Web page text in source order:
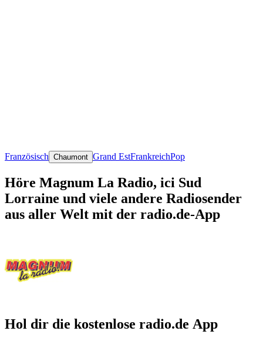
Französisch Chaumont Grand EstFrankreichPop
Höre Magnum La Radio, ici Sud
Lorraine und viele andere Radiosender
aus aller Welt mit der radio.de-App
Hol dir die kostenlose radio.de App